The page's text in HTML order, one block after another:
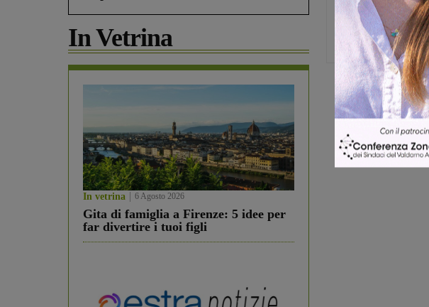
In Vetrina
In vetrina 6 Agosto 2026
Gita di famiglia a Firenze: 5 idee per
far divertire i tuoi figli
Share